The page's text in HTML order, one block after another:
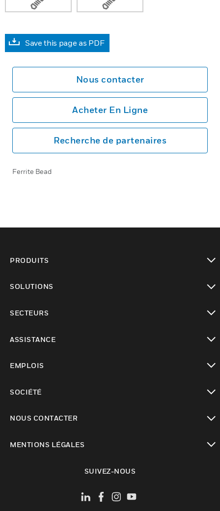
Save this page as PDF
Nous contacter
Acheter En Ligne
Recherche de partenaires
Ferrite Bead
PRODUITS
SOLUTIONS
SECTEURS
ASSISTANCE
EMPLOIS
SOCIÉTÉ
NOUS CONTACTER
MENTIONS LÉGALES
SUIVEZ-NOUS